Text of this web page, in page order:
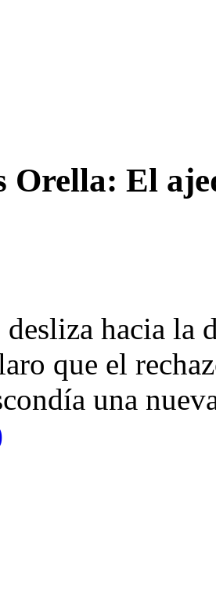
Orella: El
desliza hacia
que el
una